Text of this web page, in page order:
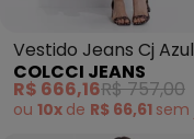
Vestido Jeans Cj Azul
COLCCI JEANS
R$ 666,16R$ 757,00
ou 10x de R$ 66,61 sem